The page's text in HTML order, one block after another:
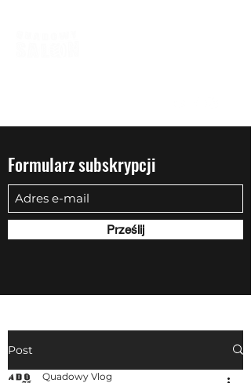
Formularz subskrypcji
Prześlij
Post
Quadowy Vlog